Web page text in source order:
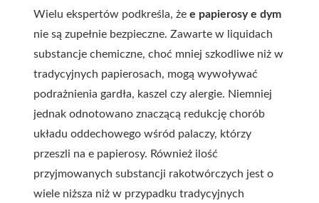
Wielu ekspertów podkreśla, że e papierosy e dym
nie są zupełnie bezpieczne. Zawarte w liquidach
substancje chemiczne, choć mniej szkodliwe niż w
tradycyjnych papierosach, mogą wywoływać
podrażnienia gardła, kaszel czy alergie. Niemniej
jednak odnotowano znaczącą redukcję chorób
układu oddechowego wśród palaczy, którzy
przeszli na e papierosy. Również ilość
przyjmowanych substancji rakotwórczych jest o
wiele niższa niż w przypadku tradycyjnych